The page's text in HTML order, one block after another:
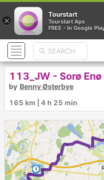
1
113_JW - Sorø
by Benny Østerbye
165 km | 4 h 25 min
×
Tourstart
Tourstart Aps
FREE - In Google